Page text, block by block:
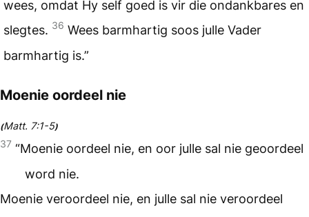
wees, omdat Hy self goed is vir die ondankbares en
slegtes. 36 Wees barmhartig soos julle Vader
barmhartig is.”
Moenie oordeel nie
(Matt. 7:1-5)
37 “Moenie oordeel nie, en oor julle sal nie geoordeel
word nie.
Moenie veroordeel nie, en julle sal nie veroordeel